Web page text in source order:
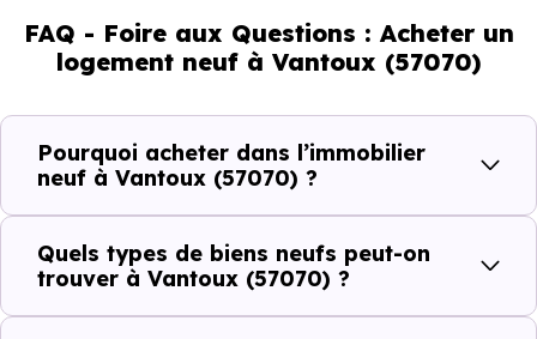
démographique qui renseigne directement sur la
demande locative locale et les typologies de biens les
plus recherchées.
Côté cadre de vie, Vantoux (57070) dispose de 2
commerces, 7 professions médicales et 1 établissements
scolaires. Des équipements du quotidien qui constituent
autant d'arguments concrets pour habiter ou investir
dans la commune.
FAQ - Foire aux Questions : Acheter un
logement neuf à Vantoux (57070)
Pourquoi acheter dans l’immobilier
neuf à Vantoux (57070) ?
Quels types de biens neufs peut-on
trouver à Vantoux (57070) ?